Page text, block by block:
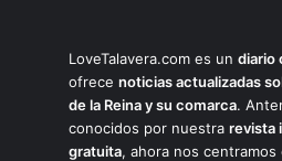
LoveTalavera.com es un diario
ofrece noticias actualizadas
de la Reina y su comarca.
conocidos por nuestra revista
gratuita, ahora nos centramos